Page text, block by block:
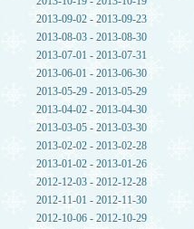
2013-09-02 - 2013-09-23
2013-08-03 - 2013-08-30
2013-07-01 - 2013-07-31
2013-06-01 - 2013-06-30
2013-05-29 - 2013-05-29
2013-04-02 - 2013-04-30
2013-03-05 - 2013-03-30
2013-02-02 - 2013-02-28
2013-01-02 - 2013-01-26
2012-12-03 - 2012-12-28
2012-11-01 - 2012-11-30
2012-10-06 - 2012-10-29